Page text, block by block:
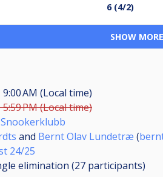
6 (4/2)
SHOW MORE
AM (Local time)
PM (Local time)
and Bernt Olav Lundetræ (
24/25
elimination (27 participants)